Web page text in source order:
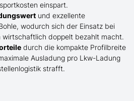
einspart.
und exzellente
wodurch sich der Einsatz bei
wirtschaftlich doppelt bezahlt macht.
durch die kompakte Profilbreite
Ausladung pro Lkw-Ladung
strafft.